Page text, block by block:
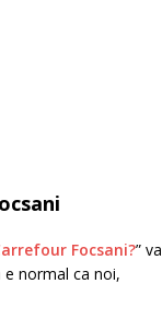
Focsani?” va
normal ca noi,